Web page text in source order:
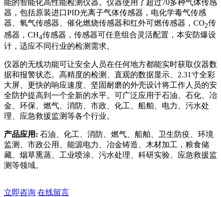
能的智能化高性能检测仪器。仪器使用了超过70多种气体传感
器，包括原装进口PID光离子气体传感器，电化学毒气传感
器、氧气传感器、催化燃烧传感器和红外可燃传感器，CO2传
感器，CH4传感器，传感器可任意组合灵活配置，本安防爆设
计，适应不同行业的检测需求。
仪器的无线功能可让安全人员在任何地方都能实时获取仪器数
据和报警状态。高精度的检测、直观的数据显示、2.31寸全彩
大屏、更快的响应速度、坚固耐磨的外壳设计将工作人员的安
全防护提高到一个全新的水平。可广泛应用于石油、石化、冶
金、环保、燃气、消防、市政、化工、船舶、电力、污水处
理、应急救援监测等各个行业。
产品应用: 石油、化工、消防、燃气、船舶、卫生防疫、环境
监测、市政公用、能源电力、冶金铸造、木材加工，粮食储
藏、烟草熏蒸、工业喷涂、污水处理、科研实验、应急救援监
测等领域。
立即咨询 在线留言